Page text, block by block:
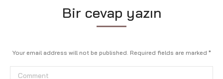
Bir cevap yazın
Your email address will not be published. Required fields are marked *
Comment